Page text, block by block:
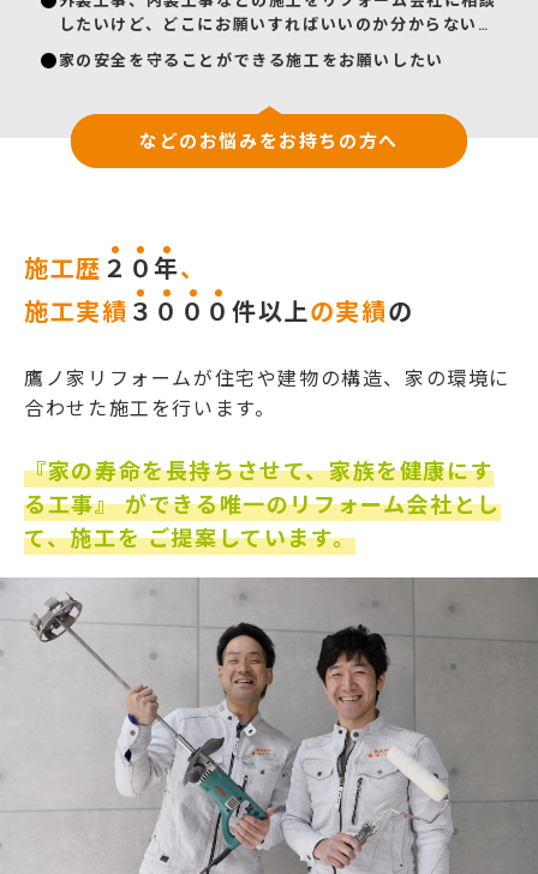
したいけど、どこにお願いすればいいのか分からない…
家の安全を守ることができる施工をお願いしたい
こんなお悩みをお持ちの方へ
などのお悩みをお持ちの方へ
施工歴 ２ ０年、
施工実績 ３ ０ ０ ０ 件以上の実績の
鷹ノ家リフォームが住宅や建物の構造、家の環境に
合わせた施工を行います。
『家の寿命を長持ちさせて、家族を健康にす
る工事』ができる唯一のリフォーム会社とし
て、施工をご提案しています。